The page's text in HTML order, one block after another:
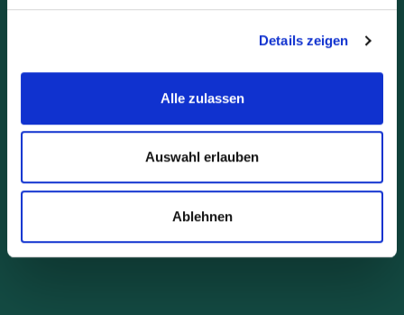
Details zeigen
Alle zulassen
Auswahl erlauben
Ablehnen